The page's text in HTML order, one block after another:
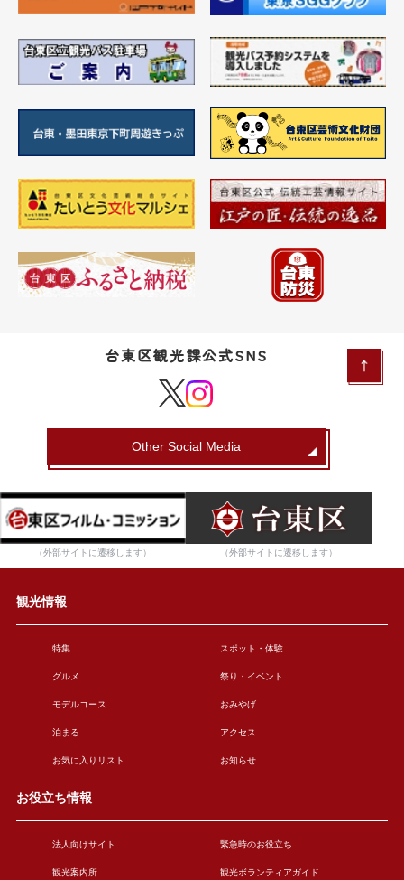
台東区観光課公式SNS
Other Social Media
（外部サイトに遷移します） （外部サイトに遷移します）
観光情報
特集 スポット・体験
グルメ 祭り・イベント
モデルコース おみやげ
泊まる アクセス
お気に入りリスト お知らせ
お役立ち情報
法人向けサイト 緊急時のお役立ち
観光案内所 観光ボランティアガイド